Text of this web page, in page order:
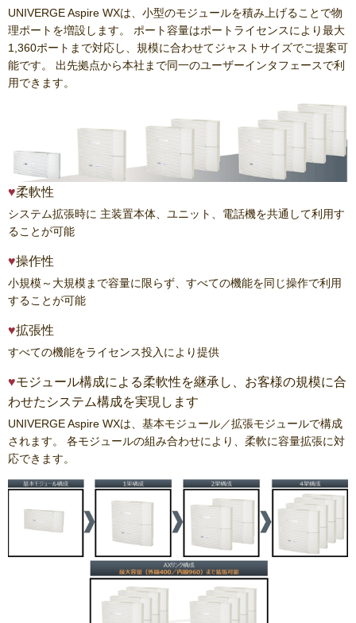
UNIVERGE Aspire WXは、小型のモジュールを積み上げることで物
理ポートを増設します。 ポート容量はポートライセンスにより最大
1,360ポートまで対応し、規模に合わせてジャストサイズでご提案可
能です。 出先拠点から本社まで同一のユーザーインタフェースで利
用できます。
柔軟性
システム拡張時に 主装置本体、ユニット、電話機を共通して利用す
ることが可能
操作性
小規模～大規模まで容量に限らず、すべての機能を同じ操作で利用
することが可能
拡張性
すべての機能をライセンス投入により提供
モジュール構成による柔軟性を継承し、お客様の規模に合
わせたシステム構成を実現します
UNIVERGE Aspire WXは、基本モジュール／拡張モジュールで構成
されます。 各モジュールの組み合わせにより、柔軟に容量拡張に対
応できます。